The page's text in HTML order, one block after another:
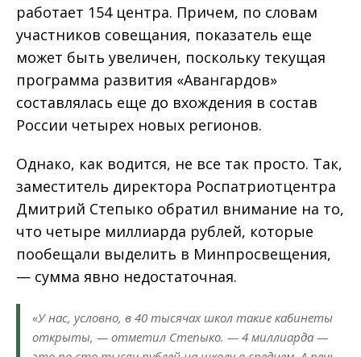
работает 154 центра. Причем, по словам
участников совещания, показатель еще
может быть увеличен, поскольку текущая
программа развития «Авангардов»
составлялась еще до вхождения в состав
России четырех новых регионов.
Однако, как водится, не все так просто. Так,
заместитель директора Роспатриотцентра
Дмитрий Степыко обратил внимание на то,
что четыре миллиарда рублей, которые
пообещали выделить в Минпросвещения,
— сумма явно недостаточная.
«У нас, условно, в 40 тысячах школ такие кабинеты
открыты, — отметил Степыко. — 4 миллиарда —